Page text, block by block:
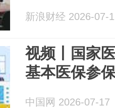
新浪财经 2026-07-
视频丨国家
基本医保参
中国网 2026-07-17